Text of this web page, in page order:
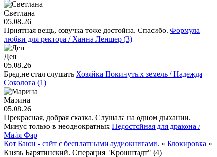
Светлана
05.08.26
Приятная вещь, озвучка тоже достойна. Спасибо. Формула
любви для ректора / Ханна Леншер (3)
Ден
05.08.26
Бред,не стал слушать Хозяйка Покинутых земель / Надежда
Соколова (1)
Марина
05.08.26
Прекрасная, добрая сказка. Слушала на одном дыхании.
Минус только в неоднократных Недостойная для дракона /
Майя Фар
Кот Баюн - сайт с бесплатными аудиокнигами. » Блокировка »
Князь Барятинский. Операция "Кронштадт" (4)